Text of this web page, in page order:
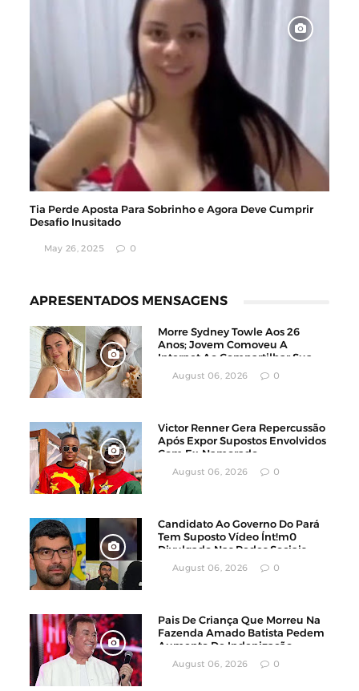
Tia Perde Aposta Para Sobrinho e Agora Deve Cumprir
Desafio Inusitado
May 26, 2025 0
APRESENTADOS MENSAGENS
Morre Sydney Towle Aos 26
Anos; Jovem Comoveu A
Internet Ao Compartilhar Sua
Luta Contra O Câncer
August 06, 2026 0
Victor Renner Gera Repercussão
Após Expor Supostos Envolvidos
Com Ex-Namorado
August 06, 2026 0
Candidato Ao Governo Do Pará
Tem Suposto Vídeo Ínt!m0
Divulgado Nas Redes Sociais
August 06, 2026 0
Pais De Criança Que Morreu Na
Fazenda Amado Batista Pedem
Aumento De Indenização
August 06, 2026 0